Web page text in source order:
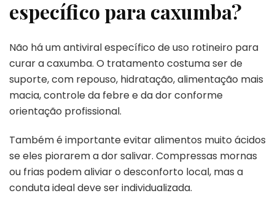
específico para caxumba?
Não há um antiviral específico de uso rotineiro para
curar a caxumba. O tratamento costuma ser de
suporte, com repouso, hidratação, alimentação mais
macia, controle da febre e da dor conforme
orientação profissional.
Também é importante evitar alimentos muito ácidos
se eles piorarem a dor salivar. Compressas mornas
ou frias podem aliviar o desconforto local, mas a
conduta ideal deve ser individualizada.